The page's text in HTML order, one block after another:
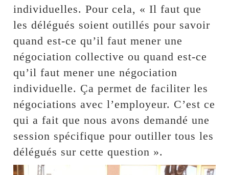
individuelles. Pour cela, « Il faut que
les délégués soient outillés pour savoir
quand est-ce qu’il faut mener une
négociation collective ou quand est-ce
qu’il faut mener une négociation
individuelle. Ça permet de faciliter les
négociations avec l’employeur. C’est ce
qui a fait que nous avons demandé une
session spécifique pour outiller tous les
délégués sur cette question ».